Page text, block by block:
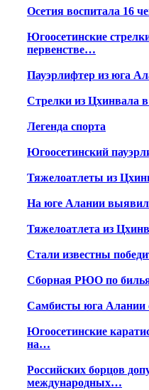
Осетия воспитала 16
Югоосетинские
первенстве…
Пауэрлифтер из юга
Стрелки из Цхинвала
Легенда спорта
Югоосетинский
Тяжелоатлеты из
На юге Алании
Тяжелоатлета из
Стали известны
Сборная РЮО по
Самбисты юга Алании
Югоосетинские
на…
Российских борцов
международных…